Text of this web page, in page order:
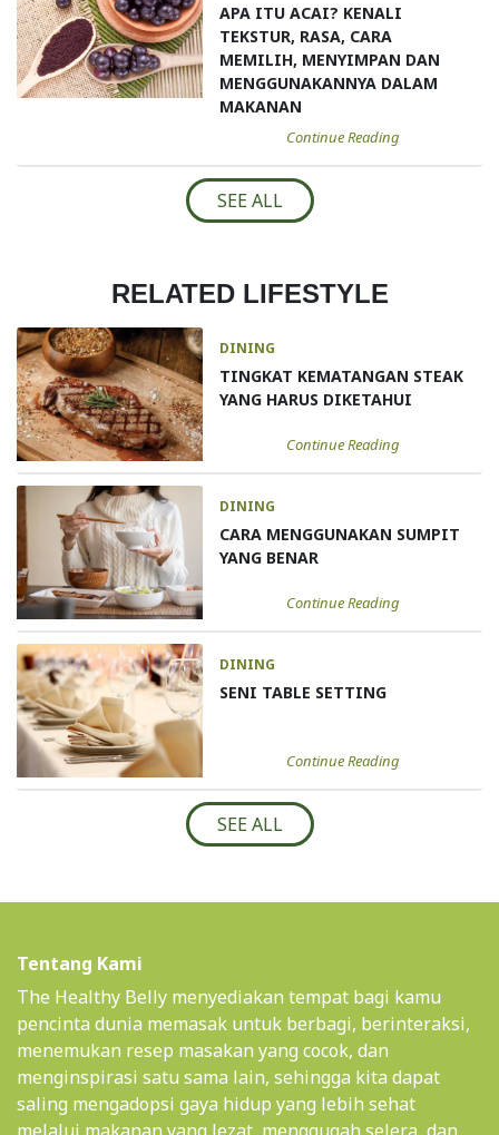
APA ITU ACAI? KENALI
TEKSTUR, RASA, CARA
MEMILIH, MENYIMPAN DAN
MENGGUNAKANNYA DALAM
MAKANAN
Continue Reading
SEE ALL
RELATED LIFESTYLE
DINING
TINGKAT KEMATANGAN STEAK
YANG HARUS DIKETAHUI
Continue Reading
DINING
CARA MENGGUNAKAN SUMPIT
YANG BENAR
Continue Reading
DINING
SENI TABLE SETTING
Continue Reading
SEE ALL
Tentang Kami
The Healthy Belly menyediakan tempat bagi kamu
pencinta dunia memasak untuk berbagi, berinteraksi,
menemukan resep masakan yang cocok, dan
menginspirasi satu sama lain, sehingga kita dapat
saling mengadopsi gaya hidup yang lebih sehat